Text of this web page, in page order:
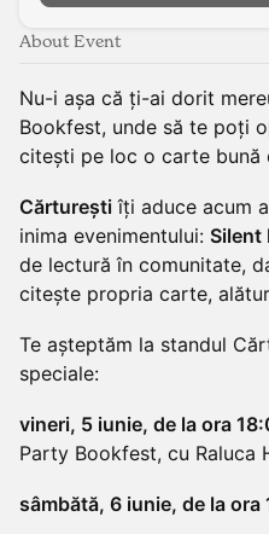
About Event
Nu-i așa că ți-ai dorit
Bookfest, unde să te poți
citești pe loc o carte bună
Cărturești îți aduce acum
inima evenimentului: Silent
de lectură în comunitate,
citește propria carte,
Te așteptăm la standul
speciale:
vineri, 5 iunie, de la ora
Party Bookfest, cu Raluca
sâmbătă, 6 iunie, de la ora